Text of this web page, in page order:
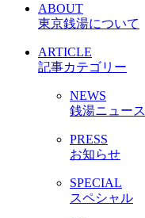
ABOUT
東京銭湯について
ARTICLE
記事カテゴリー
NEWS
銭湯ニュース
PRESS
お知らせ
SPECIAL
スペシャル